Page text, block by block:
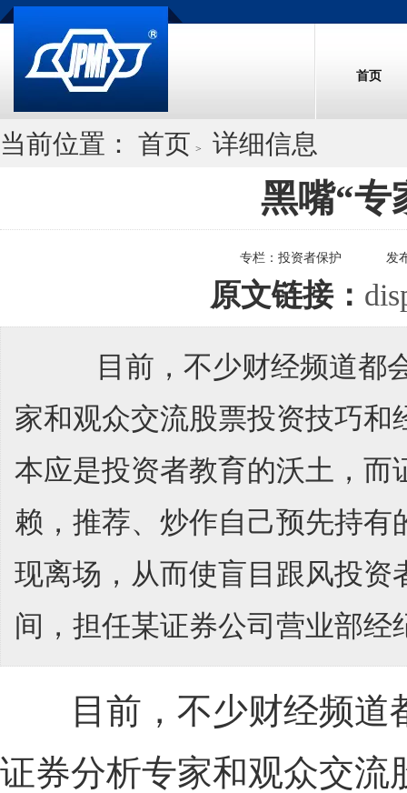
首页
当前位置： 首页 > 详细信息
黑嘴“专
专栏： 投资者保护 发
原文链接：
目前，不少财经频道都会
家和观众交流股票投资技巧
本应是投资者教育的沃土，
赖，推荐、炒作自己预先持
现离场，从而使盲目跟风投
间，担任某证券公司营业部经
目前，不少财经频道
证券分析专家和观众交流